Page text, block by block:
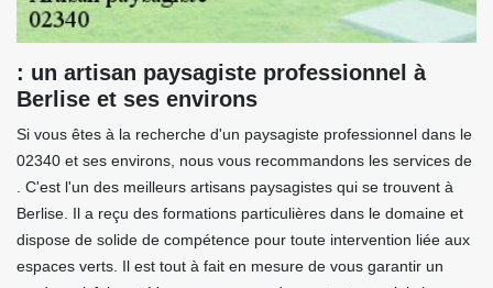
: un artisan paysagiste professionnel à
Berlise et ses environs
Si vous êtes à la recherche d'un paysagiste professionnel dans le
02340 et ses environs, nous vous recommandons les services de
. C'est l'un des meilleurs artisans paysagistes qui se trouvent à
Berlise. Il a reçu des formations particulières dans le domaine et
dispose de solide de compétence pour toute intervention liée aux
espaces verts. Il est tout à fait en mesure de vous garantir un